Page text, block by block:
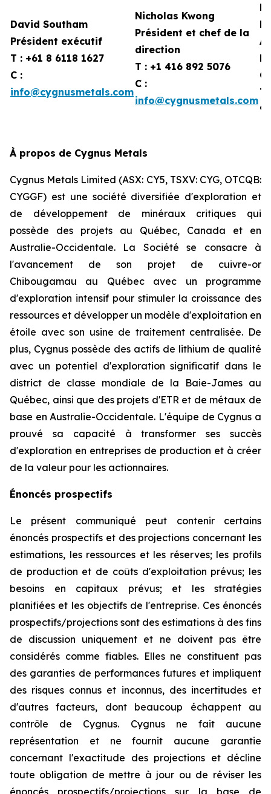
David Southam
Président exécutif
T : +61 8 6118 1627
C :
info@cygnusmetals.com
Nicholas Kwong
Président et chef de la
direction
T : +1 416 892 5076
C :
info@cygnusmetals.com
T
À propos de Cygnus Metals
Cygnus Metals Limited (ASX: CY5, TSXV: CYG, OTCQB:
CYGGF) est une société diversifiée d'exploration et
de développement de minéraux critiques qui
possède des projets au Québec, Canada et en
Australie-Occidentale. La Société se consacre à
l'avancement de son projet de cuivre-or
Chibougamau au Québec avec un programme
d'exploration intensif pour stimuler la croissance des
ressources et développer un modèle d'exploitation en
étoile avec son usine de traitement centralisée. De
plus, Cygnus possède des actifs de lithium de qualité
avec un potentiel d'exploration significatif dans le
district de classe mondiale de la Baie-James au
Québec, ainsi que des projets d'ETR et de métaux de
base en Australie-Occidentale. L'équipe de Cygnus a
prouvé sa capacité à transformer ses succès
d'exploration en entreprises de production et à créer
de la valeur pour les actionnaires.
Énoncés prospectifs
Le présent communiqué peut contenir certains
énoncés prospectifs et des projections concernant les
estimations, les ressources et les réserves; les profils
de production et de coûts d'exploitation prévus; les
besoins en capitaux prévus; et les stratégies
planifiées et les objectifs de l'entreprise. Ces énoncés
prospectifs/projections sont des estimations à des fins
de discussion uniquement et ne doivent pas être
considérés comme fiables. Elles ne constituent pas
des garanties de performances futures et impliquent
des risques connus et inconnus, des incertitudes et
d'autres facteurs, dont beaucoup échappent au
contrôle de Cygnus. Cygnus ne fait aucune
représentation et ne fournit aucune garantie
concernant l'exactitude des projections et décline
toute obligation de mettre à jour ou de réviser les
énoncés prospectifs/projections sur la base de